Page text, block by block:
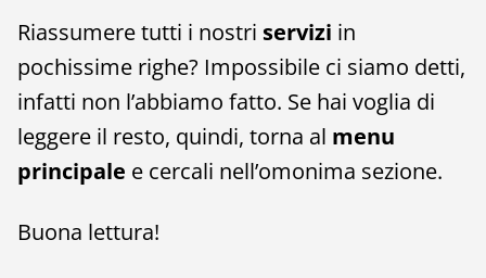
Riassumere tutti i nostri servizi in
pochissime righe? Impossibile ci siamo detti,
infatti non l’abbiamo fatto. Se hai voglia di
leggere il resto, quindi, torna al menu
principale e cercali nell’omonima sezione.
Buona lettura!